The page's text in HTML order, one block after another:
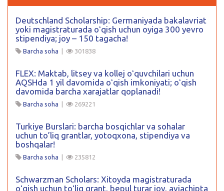
Deutschland Scholarship: Germaniyada bakalavriat
yoki magistraturada oʻqish uchun oyiga 300 yevro
stipendiya; joy – 150 tagacha!
Barcha soha | 301838
FLEX: Maktab, litsey va kollej oʻquvchilari uchun
AQSHda 1 yil davomida oʻqish imkoniyati; oʻqish
davomida barcha xarajatlar qoplanadi!
Barcha soha | 269221
Turkiye Burslari: barcha bosqichlar va sohalar
uchun to’liq grantlar, yotoqxona, stipendiya va
boshqalar!
Barcha soha | 235812
Schwarzman Scholars: Xitoyda magistraturada
oʻqish uchun toʻliq grant, bepul turar joy, aviachipta